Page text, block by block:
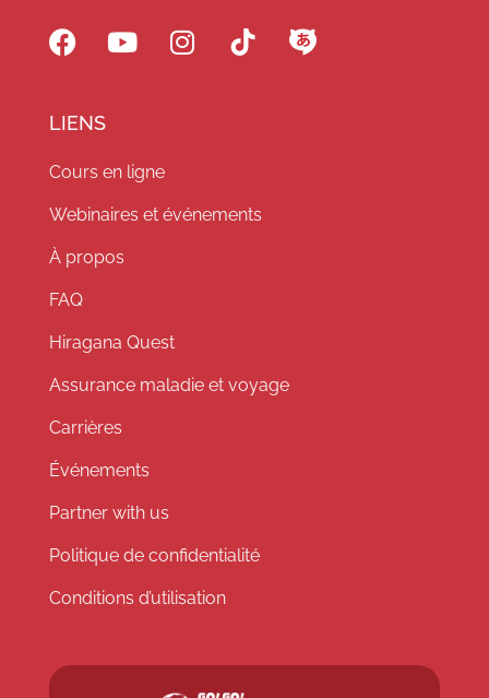
LIENS
Cours en ligne
Webinaires et événements
À propos
FAQ
Hiragana Quest
Assurance maladie et voyage
Carrières
Événements
Partner with us
Politique de confidentialité
Conditions d’utilisation